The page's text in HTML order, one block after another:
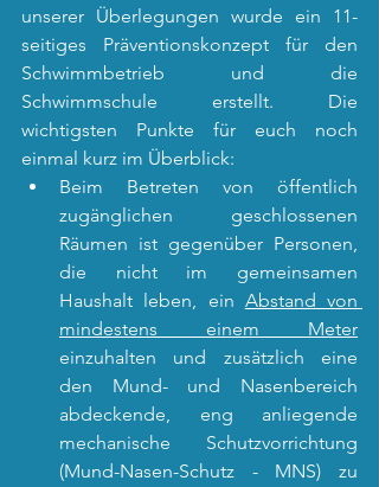
unserer Überlegungen wurde ein 11-
seitiges Präventionskonzept für den
Schwimmbetrieb und die
Schwimmschule erstellt. Die
wichtigsten Punkte für euch noch
einmal kurz im Überblick:
Beim Betreten von öffentlich
zugänglichen geschlossenen
Räumen ist gegenüber Personen,
die nicht im gemeinsamen
Haushalt leben, ein Abstand von
mindestens einem Meter
einzuhalten und zusätzlich eine
den Mund- und Nasenbereich
abdeckende, eng anliegende
mechanische Schutzvorrichtung
(Mund-Nasen-Schutz - MNS) zu